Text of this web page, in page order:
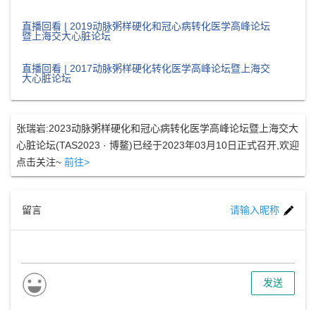
直播回看 | 2019动脉粥样硬化和冠心病转化医学高峰论坛
暨上海交大心脏论坛
直播回看 | 2017动脉粥样硬化转化医学高峰论坛暨上海交
大心脏论坛
张瑞岩:2023动脉粥样硬化和冠心病转化医学高峰论坛暨上海交大
心脏论坛(TAS2023 · 博鳌)已经于2023年03月10日正式召开,欢迎
点击关注~ 前往>
留言 请输入昵称
发送